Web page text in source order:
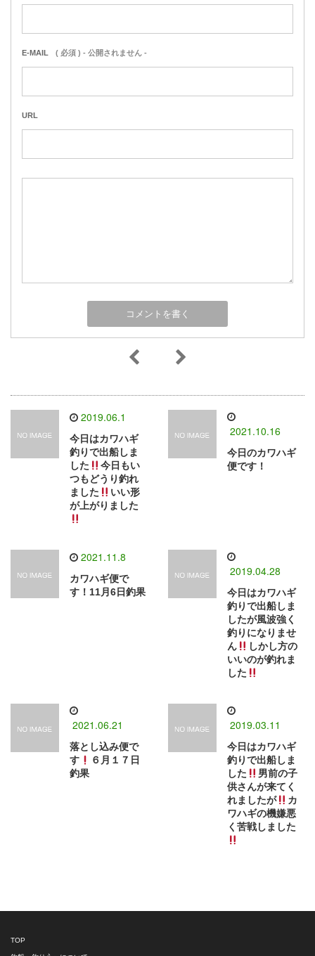
E-MAIL ( 必須 ) - 公開されません -
URL
2019.06.1
今日はカワハギ
釣りで出船しま
した
今日もい
つもどうり釣れ
ました
いい形
が上がりました
2021.10.16
今日のカワハギ
便です！
2021.11.8
カワハギ便で
す！11月6日釣果
2019.04.28
今日はカワハギ
釣りで出船しま
したが風波強く
釣りになりませ
ん
しかし方の
いいのが釣れま
した
2021.06.21
落とし込み便で
す
６月１７日
釣果
2019.03.11
今日はカワハギ
釣りで出船しま
した
男前の子
供さんが来てく
れましたが
カ
ワハギの機嫌悪
く苦戦しました
TOP